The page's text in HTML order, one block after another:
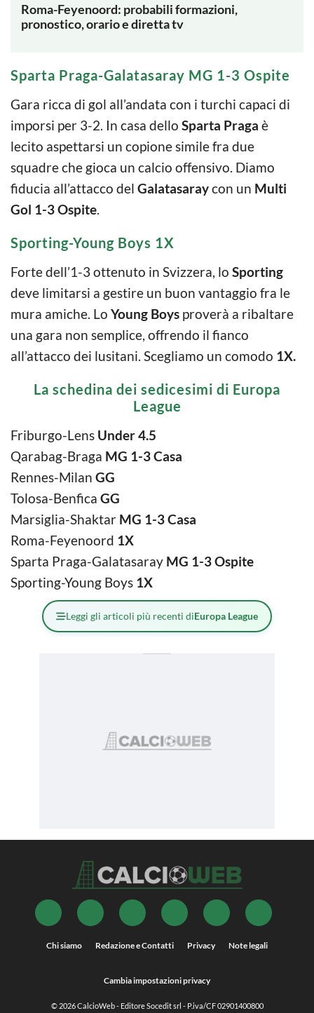
Roma-Feyenoord: probabili formazioni,
pronostico, orario e diretta tv
Sparta Praga-Galatasaray MG 1-3 Ospite
Gara ricca di gol all’andata con i turchi capaci di
imporsi per 3-2. In casa dello Sparta Praga è
lecito aspettarsi un copione simile fra due
squadre che gioca un calcio offensivo. Diamo
fiducia all’attacco del Galatasaraycon un Multi
Gol 1-3 Ospite.
Sporting-Young Boys 1X
Forte dell’1-3 ottenuto in Svizzera, lo Sporting
deve limitarsi a gestire un buon vantaggio fra le
mura amiche. Lo Young Boys proverà a ribaltare
una gara non semplice, offrendo il fianco
all’attacco dei lusitani. Scegliamo un comodo 1X.
La schedina dei sedicesimi di Europa
League
Friburgo-Lens Under 4.5
Qarabag-Braga MG 1-3 Casa
Rennes-Milan GG
Tolosa-Benfica GG
Marsiglia-Shaktar MG 1-3 Casa
Roma-Feyenoord 1X
Sparta Praga-Galatasaray MG 1-3 Ospite
Sporting-Young Boys 1X
Leggi gli articoli più recenti diEuropa League
Chi siamo Redazione e Contatti Privacy Note legali
Cambia impostazioni privacy
© 2026CalcioWeb- Editore Socedit srl - P.iva/CF 02901400800